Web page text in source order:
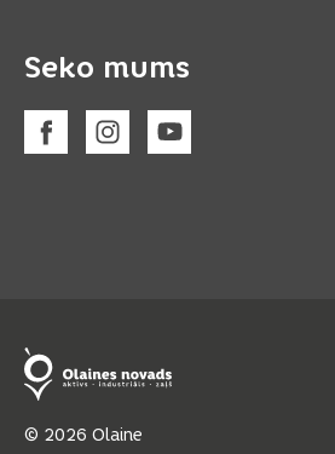
Seko mums
© 2026 Olaine